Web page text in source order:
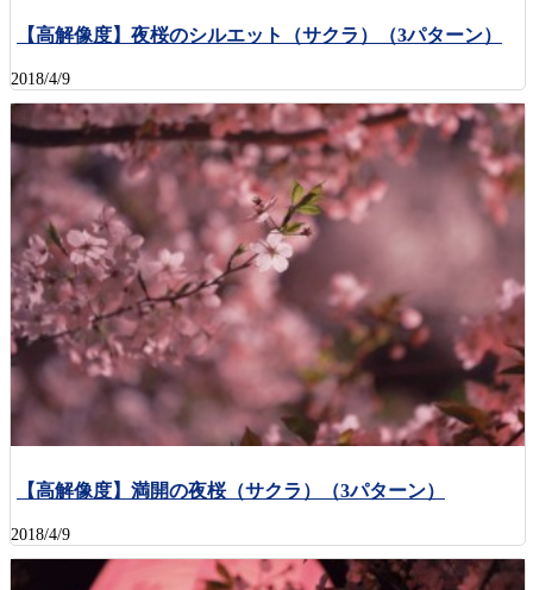
【高解像度】夜桜のシルエット（サクラ）（3パターン）
2018/4/9
【高解像度】満開の夜桜（サクラ）（3パターン）
2018/4/9